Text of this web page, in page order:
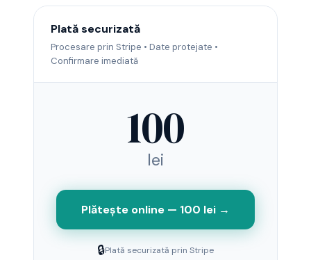
Plată securizată
Procesare prin Stripe • Date protejate •
Confirmare imediată
100
lei
Plătește online — 100 lei →
🔒Plată securizată prin Stripe